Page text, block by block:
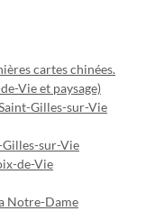
cartes chinées.
Vie et paysage)
Gilles-sur-Vie
Gilles-sur-Vie
de-Vie
Notre-Dame